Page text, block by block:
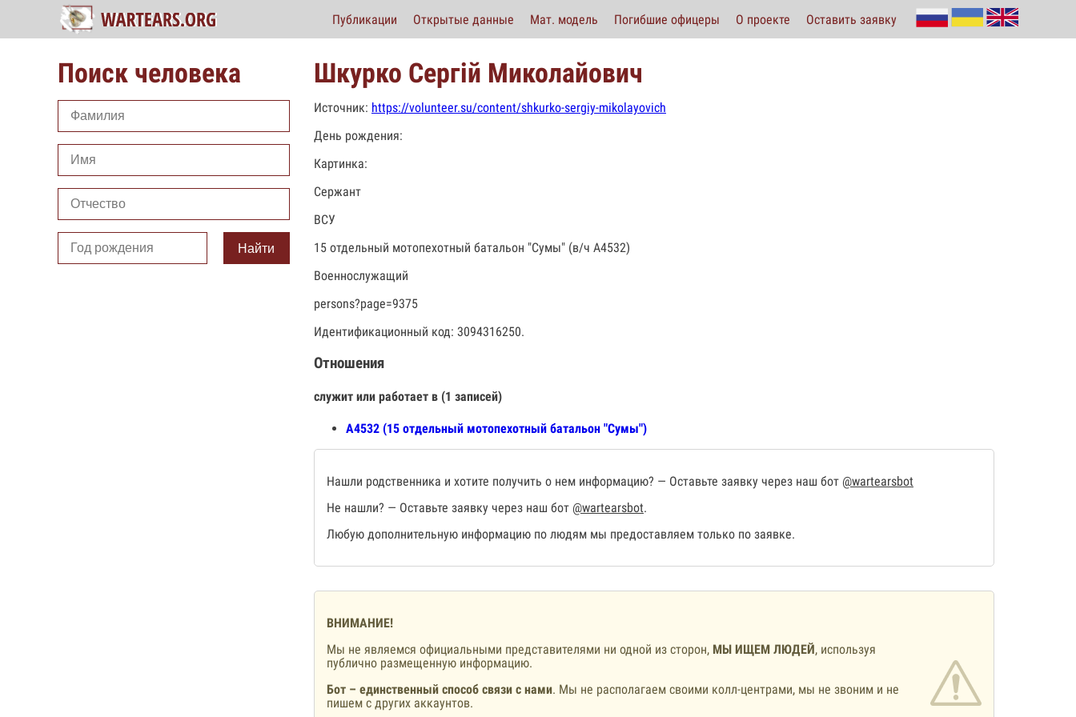
Публикации Открытые данные Мат. модель Погибшие офицеры О проекте Оставить заявку
Поиск человека
Найти
Шкурко Сергій Миколайович
Источник: https://volunteer.su/content/shkurko-sergiy-mikolayovich
День рождения:
Картинка:
Сержант
ВСУ
15 отдельный мотопехотный батальон "Сумы" (в/ч А4532)
Военнослужащий
persons?page=9375
Идентификационный код: 3094316250.
Отношения
служит или работает в (1 записей)
А4532 (15 отдельный мотопехотный батальон "Сумы")
Нашли родственника и хотите получить о нем информацию? — Оставьте заявку через наш бот @wartearsbot
Не нашли? — Оставьте заявку через наш бот @wartearsbot.
Любую дополнительную информацию по людям мы предоставляем только по заявке.
ВНИМАНИЕ!
Мы не являемся официальными представителями ни одной из сторон, МЫ ИЩЕМ ЛЮДЕЙ, используя
публично размещенную информацию.
Бот – единственный способ связи с нами. Мы не располагаем своими колл-центрами, мы не звоним и не
пишем с других аккаунтов.